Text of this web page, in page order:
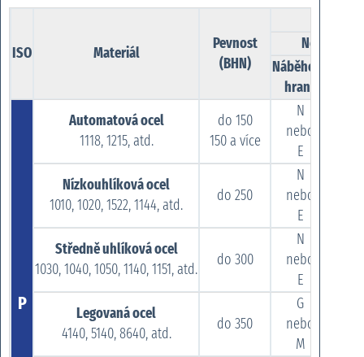
ISO Materiál
Pevnost
(BHN)
Náběhová
hrana
P
Automatová ocel
1118, 1215, atd.
do 150
150 a více
N
nebo
E
Nízkouhlíková ocel
1010, 1020, 1522, 1144, atd.
do 250
N
nebo
E
Středně uhlíková ocel
1030, 1040, 1050, 1140, 1151, atd.
do 300
N
nebo
E
Legovaná ocel
4140, 5140, 8640, atd.
do 350
G
nebo
M